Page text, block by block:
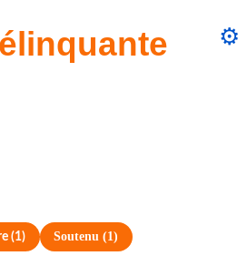
⚙️
(1) Soutenu (1)